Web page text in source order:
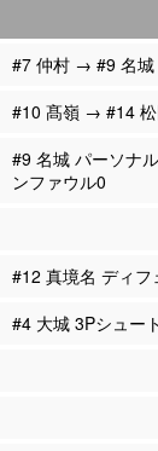
#7 仲村 → #9 名城
#10 髙嶺 → #14 松
#9 名城 パーソナ
ンファウル0
#12 真境名 ディ
#4 大城 3Pシュー